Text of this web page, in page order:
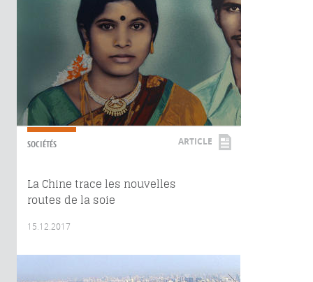
SOCIÉTÉS ARTICLE
La Chine trace les nouvelles
routes de la soie
15.12.2017